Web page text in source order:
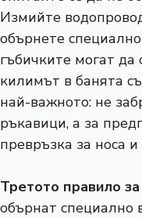
Измийте
обърнете
гъбичките могат да
килимът в банята
най-важното: не
ръкавици, а за
превръзка за носа и
Третото правило
обърнат специално